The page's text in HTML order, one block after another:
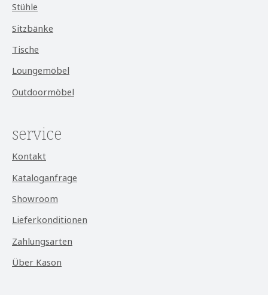
Stühle
Sitzbänke
Tische
Loungemöbel
Outdoormöbel
service
Kontakt
Kataloganfrage
Showroom
Lieferkonditionen
Zahlungsarten
Über Kason